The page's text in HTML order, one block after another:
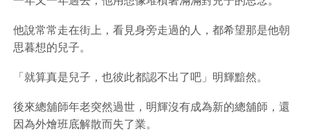
他說常常走在街上，看見身旁走過的人，都希望那是他朝
思暮想的兒子。
「就算真是兒子，也彼此都認不出了吧」明輝黯然。
後來總舖師年老突然過世，明輝沒有成為新的總舖師，還
因為外燴班底解散而失了業。